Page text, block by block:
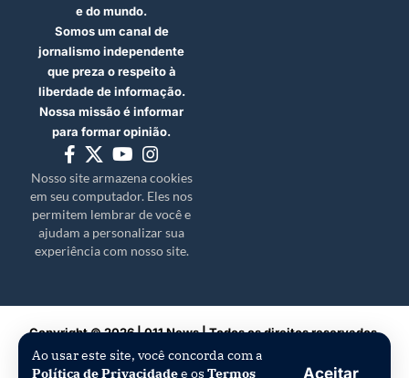
Ao usar este site, você concorda com a
Política de Privacidadee os Termos Aceitar
e do mundo.
Somos um canal de
jornalismo independente
que preza o respeito à
liberdade de informação.
Nossa missão é informar
para formar opinião.
Nosso site armazena cookies
em seu computador. Eles nos
permitem lembrar de você e
ajudam a personalizar sua
experiência com nosso site.
Copyright © 2026 | 011 News | Todos os direitos reservados.